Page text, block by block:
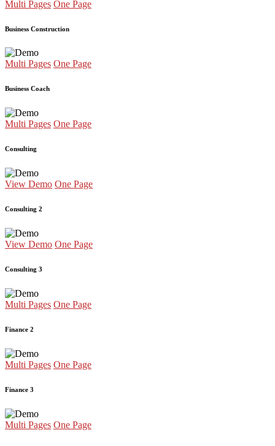
Multi Pages One Page
Business Construction
Multi Pages One Page
Business Coach
Multi Pages One Page
Consulting
View Demo One Page
Consulting 2
View Demo One Page
Consulting 3
Multi Pages One Page
Finance 2
Multi Pages One Page
Finance 3
Multi Pages One Page